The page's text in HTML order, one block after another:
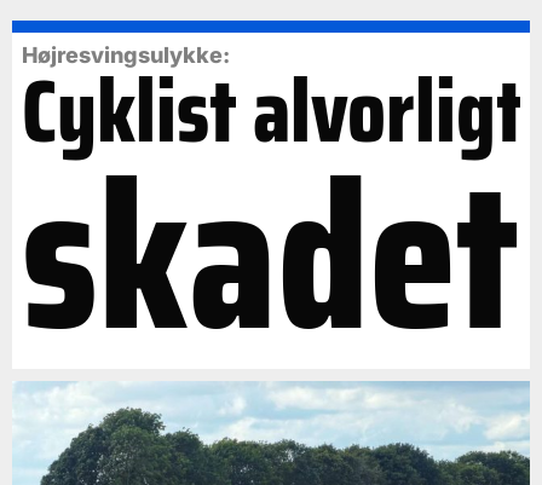
Højresvingsulykke:
Cyklist alvorligt
skadet